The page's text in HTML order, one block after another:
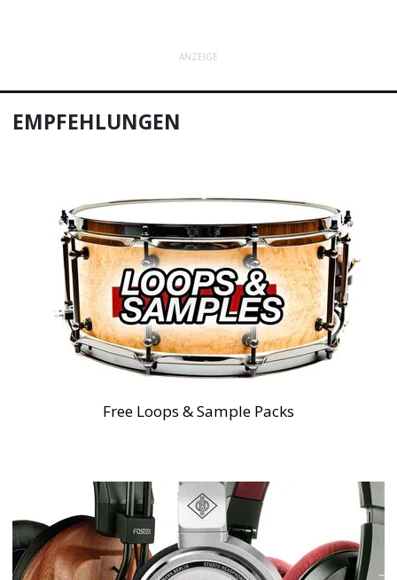
ANZEIGE
EMPFEHLUNGEN
Free Loops & Sample Packs